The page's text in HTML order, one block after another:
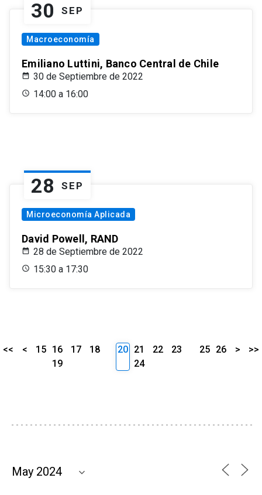
30 SEP
Macroeconomía
Emiliano Luttini, Banco Central de Chile
30 de Septiembre de 2022
14:00 a 16:00
28 SEP
Microeconomía Aplicada
David Powell, RAND
28 de Septiembre de 2022
15:30 a 17:30
<< < 15 16 17
18
19
20 21 22
23
24
25 26 > >>